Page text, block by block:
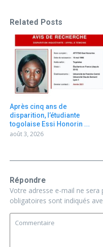
Related Posts
Après cinq ans de
disparition, l’étudiante
togolaise Essi Honorin ...
août 3, 2026
Répondre
Votre adresse e-mail ne sera
obligatoires sont indiqués